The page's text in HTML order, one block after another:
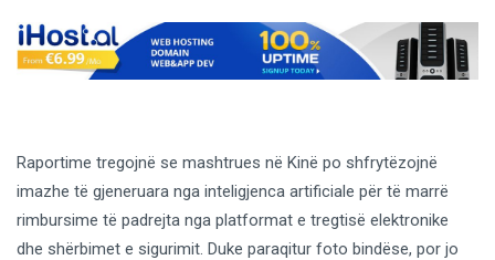
Raportime tregojnë se mashtrues në Kinë po shfrytëzojnë
imazhe të gjeneruara nga inteligjenca artificiale për të marrë
rimbursime të padrejta nga platformat e tregtisë elektronike
dhe shërbimet e sigurimit. Duke paraqitur foto bindëse, por jo